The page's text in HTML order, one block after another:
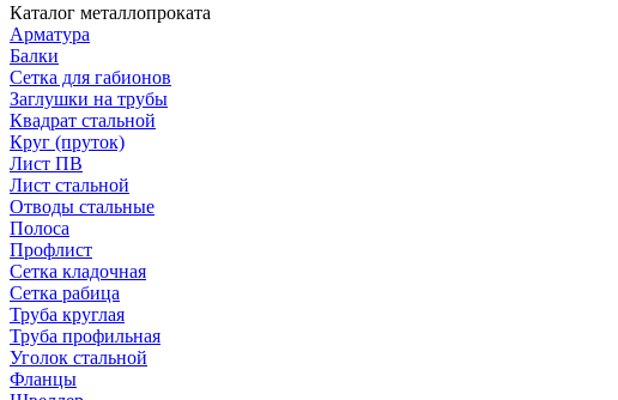
Каталог металлопроката
Арматура
Балки
Сетка для габионов
Заглушки на трубы
Квадрат стальной
Круг (пруток)
Лист ПВ
Лист стальной
Отводы стальные
Полоса
Профлист
Сетка кладочная
Сетка рабица
Труба круглая
Труба профильная
Уголок стальной
Фланцы